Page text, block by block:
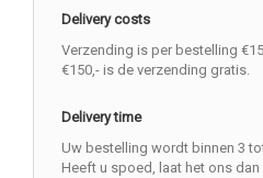
Delivery costs
Verzending is per bestelling
€150,- is de verzending gratis.
Delivery time
Uw bestelling wordt binnen 3
Heeft u spoed, laat het ons dan